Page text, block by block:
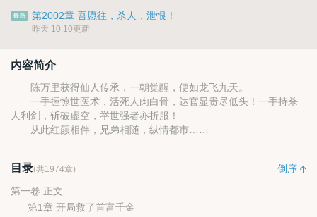
第2002章 吾愿往，杀人，泄恨！
昨天 10:10更新
内容简介
陈万里获得仙人传承，一朝觉醒，便如龙飞九天。
一手握惊世医术，活死人肉白骨，达官显贵尽低头！一手持杀
人利剑，斩破虚空，举世强者亦折服！
从此红颜相伴，兄弟相随，纵情都市……
目录(共1974章)
倒序
第一卷 正文
第1章 开局救了首富千金